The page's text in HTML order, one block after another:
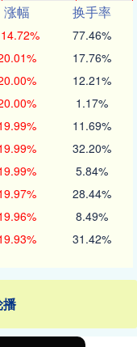
涨幅
换手率
77.46%
17.76%
12.21%
1.17%
11.69%
32.20%
5.84%
28.44%
8.49%
31.42%
播